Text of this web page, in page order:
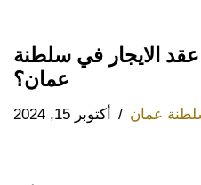
الايجار في سلطنة
عمان؟
عمان أكتوبر 15, 2024